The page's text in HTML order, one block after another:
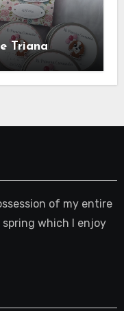
Triana
of my entire
which I enjoy